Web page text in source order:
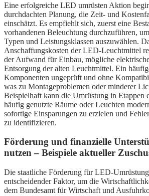
Eine erfolgreiche LED umrüsten Aktion
durchdachten Planung, die Zeit- und
einschätzt. Es empfiehlt sich, zuerst eine
vorhandenen Beleuchtung durchzuführen,
Typen und Leistungsklassen auszuwählen.
Anschaffungskosten der LED-Leuchtmittel
der Aufwand für Einbau, mögliche
Entsorgung der alten Leuchtmittel. Ein
Komponenten ungeprüft und ohne
was zu Montageproblemen oder minderer
Beispielhaft kann die Umrüstung in Etappen
häufig genutzte Räume oder Leuchten
sofortige Einsparungen zu erzielen und
zu identifizieren.
Förderung und finanzielle
nutzen – Beispiele aktueller
Die staatliche Förderung für LED-
entscheidender Faktor, um die
dem Bundesamt für Wirtschaft und